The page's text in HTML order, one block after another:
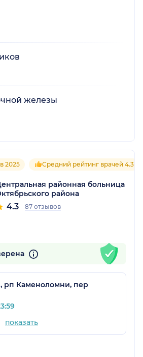
железы
2025 Средний рейтинг врачей 4.3
районная больница
района
4.3 87 отзывов
рп Каменоломни, пер
показать